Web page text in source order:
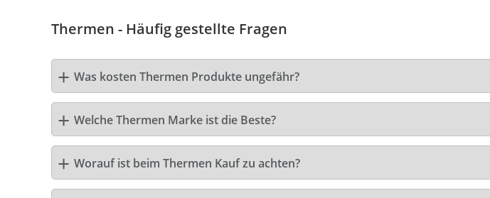
Thermen - Häufig gestellte Fragen
Was kosten Thermen Produkte ungefähr?
Welche Thermen Marke ist die Beste?
Worauf ist beim Thermen Kauf zu achten?